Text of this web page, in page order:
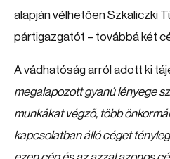
alapján vélhetően Szkaliczki
pártigazgatót – továbbá két
A vádhatóság arról adott ki
megalapozott gyanú lényege
munkákat végző, több
kapcsolatban álló céget